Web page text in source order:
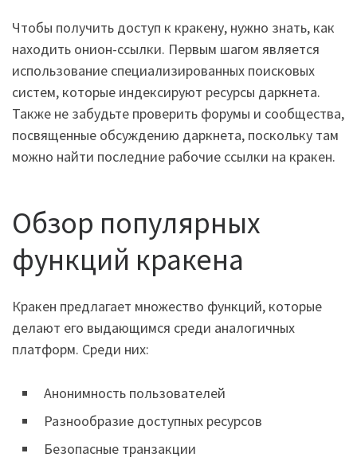
Чтобы получить доступ к кракену, нужно знать, как
находить онион-ссылки. Первым шагом является
использование специализированных поисковых
систем, которые индексируют ресурсы даркнета.
Также не забудьте проверить форумы и сообщества,
посвященные обсуждению даркнета, поскольку там
можно найти последние рабочие ссылки на кракен.
Обзор популярных
функций кракена
Кракен предлагает множество функций, которые
делают его выдающимся среди аналогичных
платформ. Среди них:
Анонимность пользователей
Разнообразие доступных ресурсов
Безопасные транзакции